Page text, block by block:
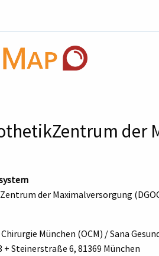
der
der Maximalversorgung
München (OCM) / Sana
Steinerstraße 6, 81369 München